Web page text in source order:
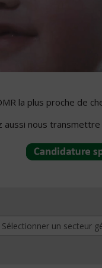
la plus proche de
aussi nous